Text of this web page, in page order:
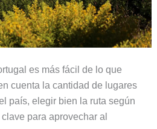
es más fácil de lo que
cuenta la cantidad de lugares
país, elegir bien la ruta según
para aprovechar al